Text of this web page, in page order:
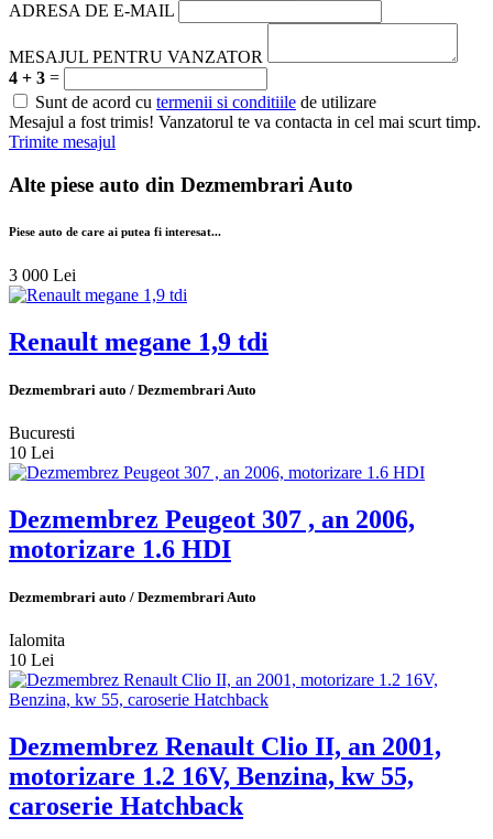
ADRESA DE E-MAIL
MESAJUL PENTRU VANZATOR
4 + 3 =
Sunt de acord cu termenii si conditiile de utilizare
Mesajul a fost trimis! Vanzatorul te va contacta in cel mai scurt timp.
Trimite mesajul
Alte piese auto din Dezmembrari Auto
Piese auto de care ai putea fi interesat...
3 000 Lei
Renault megane 1,9 tdi
Dezmembrari auto / Dezmembrari Auto
Bucuresti
10 Lei
Dezmembrez Peugeot 307 , an 2006,
motorizare 1.6 HDI
Dezmembrari auto / Dezmembrari Auto
Ialomita
10 Lei
Dezmembrez Renault Clio II, an 2001,
motorizare 1.2 16V, Benzina, kw 55,
caroserie Hatchback